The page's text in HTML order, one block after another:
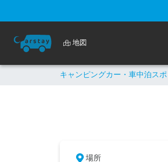
地図
キャンピングカー・車中泊ス
場所